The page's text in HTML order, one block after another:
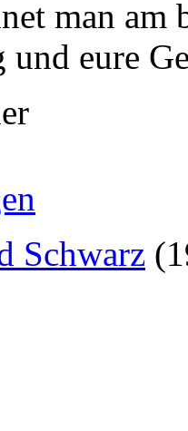
man am
und eure
Schwarz